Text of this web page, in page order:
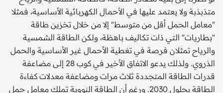
متذبذبة ولا يعتمد عليها في الأحمال الكهربائية الأساسية، فمثلا
"معامل الحمل أقل من متوسط" إلا من خلال تخزين طاقة
"بطاريات" التي ذات تكاليف باهظة، ولكن الطاقة الشمسية
والرياح تمثلان فرصة في تغطية الأحمال غير الأساسية والحمل
الذروي. ولذلك يدعو الاتفاق الأخير في كوب 28 إلى مضاعفة
قدرات الطاقة المتجددة ثلاث مرات ومضاعفة معدلات كفاءة
الطاقة بحلول 2030. ورغم أن الطاقة النووية تملك معامل حمل